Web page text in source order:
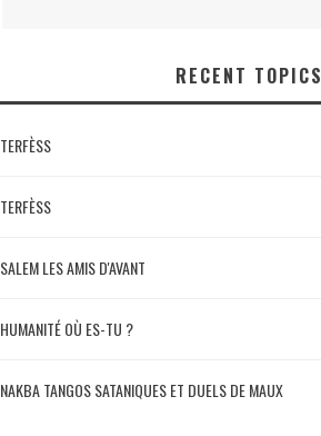
RECENT TOPICS
TERFÈSS
TERFÈSS
SALEM LES AMIS D'AVANT
HUMANITÉ OÙ ES-TU ?
NAKBA TANGOS SATANIQUES ET DUELS DE MAUX